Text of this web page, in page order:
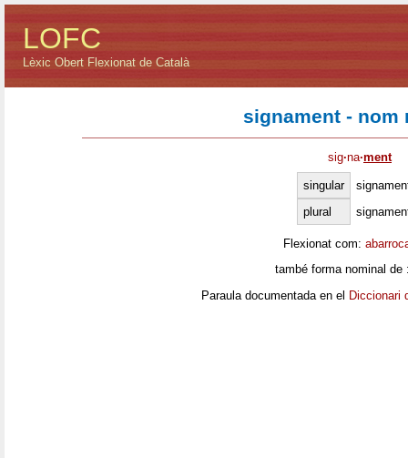
LOFC
Lèxic Obert Flexionat de Català
signament - nom
sig·na·ment
singular
plural
Flexionat com:
també forma nominal
Paraula documentada en el Diccionari